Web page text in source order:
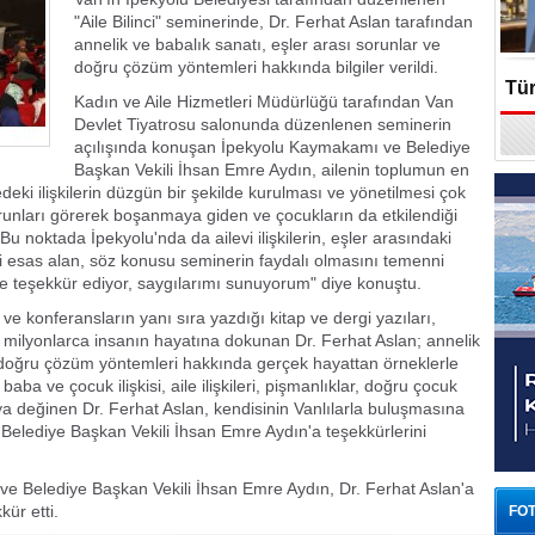
"Aile Bilinci" seminerinde, Dr. Ferhat Aslan tarafından
annelik ve babalık sanatı, eşler arası sorunlar ve
doğru çözüm yöntemleri hakkında bilgiler verildi.
Kadın ve Aile Hizmetleri Müdürlüğü tarafından Van
Devlet Tiyatrosu salonunda düzenlenen seminerin
açılışında konuşan İpekyolu Kaymakamı ve Belediye
Başkan Vekili İhsan Emre Aydın, ailenin toplumun en
ilişkilerin düzgün bir şekilde kurulması ve yönetilmesi çok
görerek boşanmaya giden ve çocukların da etkilendiği
noktada İpekyolu'nda da ailevi ilişkilerin, eşler arasındaki
alan, söz konusu seminerin faydalı olmasını temenni
teşekkür ediyor, saygılarımı sunuyorum" diye konuştu.
konferansların yanı sıra yazdığı kitap ve dergi yazıları,
insanın hayatına dokunan Dr. Ferhat Aslan; annelik
çözüm yöntemleri hakkında gerçek hayattan örneklerle
baba ve çocuk ilişkisi, aile ilişkileri, pişmanlıklar, doğru çocuk
Dr. Ferhat Aslan, kendisinin Vanlılarla buluşmasına
Başkan Vekili İhsan Emre Aydın'a teşekkürlerini
Belediye Başkan Vekili İhsan Emre Aydın, Dr. Ferhat Aslan'a
etti.